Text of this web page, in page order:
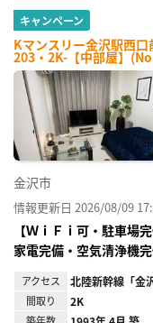
キャンペーン
Kマンスリー金沢駅西口
203・2K-【中部屋】
金沢市
情報更新日 2026/08/09
【ＷｉＦｉ可・駐車場
家電完備・空気清浄機完
アクセス 北陸新幹線「金
間取り 2K
築年数